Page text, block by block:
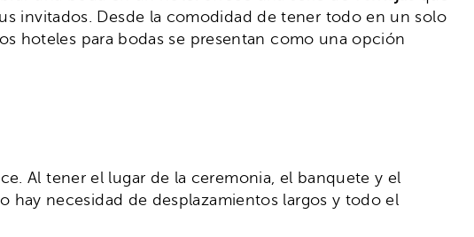
invitados. Desde la comodidad de tener todo en un solo
hoteles para bodas se presentan como una opción
Al tener el lugar de la ceremonia, el banquete y el
hay necesidad de desplazamientos largos y todo el